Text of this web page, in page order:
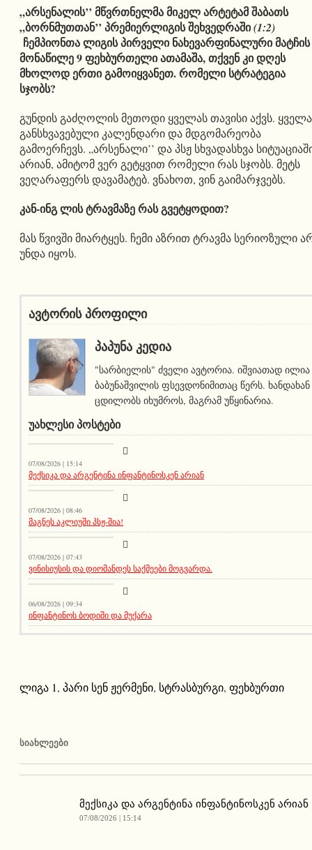
„არსენალის’’ მწვრთნელმა მიკელ არტეტამ შაბათს
„ბორნმუთთან’’ პრემიერლიგის შეხვედრაში(1:2)
ჩემპიონთა ლიგის პირველი ნახევარფინალური მატჩის
მონაწილე 9 ფეხბურთელი ათამაშა, თქვენ კი დღეს
მხოლოდ ერთი გამოიყვანეთ. რომელი სტრატეგია
სჯობს?
გუნდის გაძღოლის მეთოდი ყველას თავისი აქვს.
განსხვავებული კალენდარი და მდგომარეობა
გამოერჩევს. „არსენალი’’ და პსჟ სხვადასხვა
არიან, ამიტომ ვერ გეტყვით რომელი რას სჯობს. მეტს
ვეღარაფერს დავამატებ. ვნახოთ, ვინ გაიმარჯვებს.
კან-ინგ ლის ტრავმაზე რას გვეტყოდით?
მას წვივში მიარტყეს. ჩემი აზრით ტრავმა სერიოზული
უნდა იყოს.
ავტორის პროფილი
ᲞᲐᲞᲣᲜᲐ ᲙᲔᲓᲘᲐ
"სარბიელის" ძველი ავტორია. იშვიათად ილია
ბაბუნაშვილის ფსევდონიმითაც წერს. ხანდახან
ცდილობს იხუმროს, მაგრამ უწყინარია.
ᲣᲐᲮᲚᲔᲡᲘ ᲞᲝᲡᲢᲔᲑᲘ
მთავარი ამბავი
07/08/2026 | 15:14
მექსიკა და არგენტინა ინფანტინოსკენ არიან
სიახლეები
07/08/2026 | 08:46
მაგნეს აკლიუში პსჟ-შია!
მთავარი ამბავი
07/08/2026 | 07:43
ვინისიუსის და დიომანდეს საქმეები მოგვარდა.
სიახლეები
06/08/2026 | 09:34
ინფანტინოს ბოდიში და მუქარა
ლიგა 1, პარი სენ ჟერმენი, სტრასბურგი, ფეხბურთი
ᲡᲘᲐᲮᲚᲔᲔᲑᲘ
მექსიკა და არგენტინა ინფანტინოსკენ არიან
07/08/2026 | 15:14